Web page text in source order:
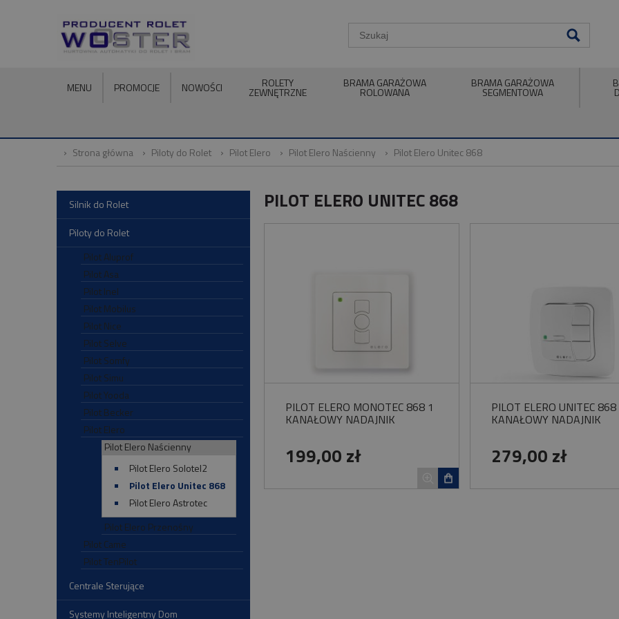
MENU PROMOCJE NOWOŚCI ROLETY
ZEWNĘTRZNE
BRAMA GARAŻOWA
ROLOWANA
BRAMA GARAŻOWA
SEGMENTOWA
Strona główna Piloty do Rolet Pilot Elero Pilot Elero Naścienny Pilot Elero Unitec 868
Silnik do Rolet
Piloty do Rolet
Pilot Aluprof
Pilot Asa
Pilot Inel
Pilot Mobilus
Pilot Nice
Pilot Selve
Pilot Somfy
Pilot Simu
Pilot Yooda
Pilot Becker
Pilot Elero
Pilot Elero Naścienny
Pilot Elero Solotel2
Pilot Elero Unitec 868
Pilot Elero Astrotec
Pilot Elero Przenośny
Pilot Came
Pilot TenPilot
Centrale Sterujące
Systemy Inteligentny Dom
PILOT ELERO UNITEC 868
PILOT ELERO MONOTEC 868 1
KANAŁOWY NADAJNIK
199,00 zł
PILOT ELERO UNITEC
KANAŁOWY NADAJNIK
279,00 zł